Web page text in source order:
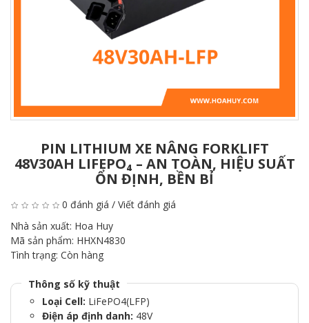
PIN LITHIUM XE NÂNG FORKLIFT
48V30AH LIFEPO₄ – AN TOÀN, HIỆU SUẤT
ỔN ĐỊNH, BỀN BỈ
0 đánh giá / Viết đánh giá
Nhà sản xuất: Hoa Huy
Mã sản phẩm: HHXN4830
Tình trạng: Còn hàng
Thông số kỹ thuật
Loại Cell: LiFePO4(LFP)
Điện áp định danh: 48V